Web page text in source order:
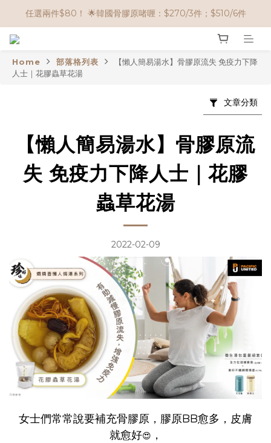
🌟購物滿 HK$650享95折； HK$950享9折；HK$1500享85折
任選兩件$80！ 🌟韓國骨膠原啫喱：$270/3件；$510/6件
🌟購物滿 HK$650享95折； HK$950享9折；HK$1500享85折
Home 部落格列表
【懶人簡易湯水】骨膠原流失 免疫力下降
人士｜花膠蟲草花湯
文章分類
【懶人簡易湯水】骨膠原流
失 免疫力下降人士｜花膠
蟲草花湯
2022-02-09
女士們常常說要補充骨膠原，膠原BB愈多，皮膚
就愈好😍 ，